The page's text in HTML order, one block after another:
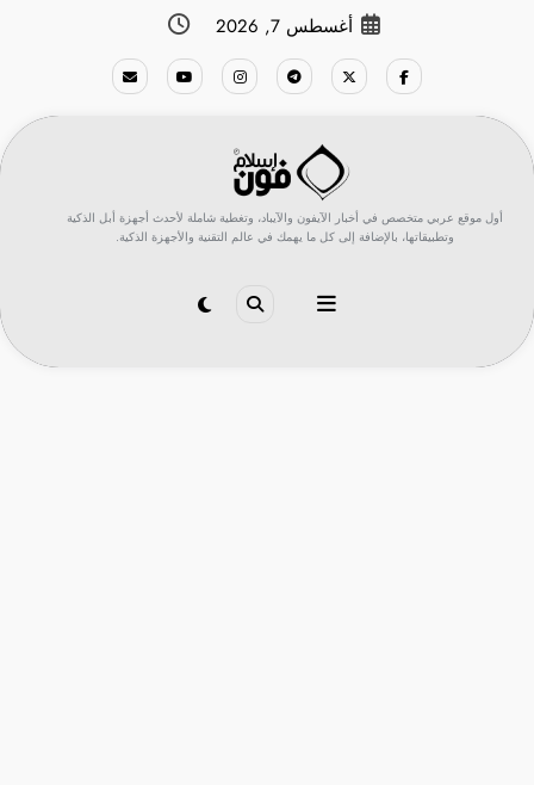
أغسطس 7, 2026
أول موقع عربي متخصص في أخبار الآيفون والآيباد، وتغطية شاملة لأحدث أجهزة أبل الذكية
وتطبيقاتها، بالإضافة إلى كل ما يهمك في عالم التقنية والأجهزة الذكية.